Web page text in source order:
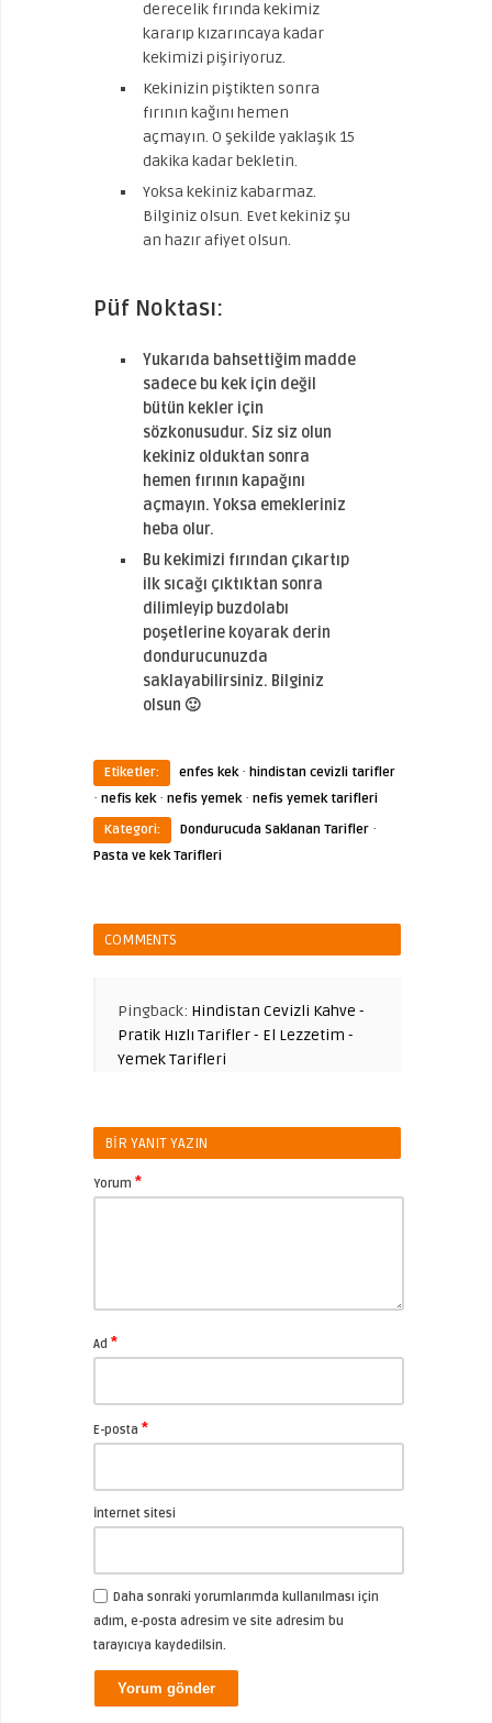
derecelik fırında kekimiz
kararıp kızarıncaya kadar
kekimizi pişiriyoruz.
Kekinizin piştikten sonra
fırının kağını hemen
açmayın. O şekilde yaklaşık 15
dakika kadar bekletin.
Yoksa kekiniz kabarmaz.
Bilginiz olsun. Evet kekiniz şu
an hazır afiyet olsun.
Püf Noktası:
Yukarıda bahsettiğim madde
sadece bu kek için değil
bütün kekler için
sözkonusudur. Siz siz olun
kekiniz olduktan sonra
hemen fırının kapağını
açmayın. Yoksa emekleriniz
heba olur.
Bu kekimizi fırından çıkartıp
ilk sıcağı çıktıktan sonra
dilimleyip buzdolabı
poşetlerine koyarak derin
dondurucunuzda
saklayabilirsiniz. Bilginiz
olsun 🙂
Etiketler: enfes kek· hindistan cevizli tarifler
· nefis kek· nefis yemek· nefis yemek tarifleri
Kategori:
Dondurucuda Saklanan Tarifler ·
Pasta ve kek Tarifleri
COMMENTS
Pingback: Hindistan Cevizli Kahve -
Pratik Hızlı Tarifler - El Lezzetim -
Yemek Tarifleri
BIR YANIT YAZIN
Yorum *
Ad *
E-posta *
İnternet sitesi
Daha sonraki yorumlarımda kullanılması için
adım, e-posta adresim ve site adresim bu
tarayıcıya kaydedilsin.